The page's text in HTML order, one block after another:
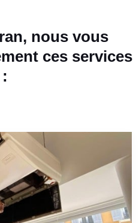
nous vous
ces services
: